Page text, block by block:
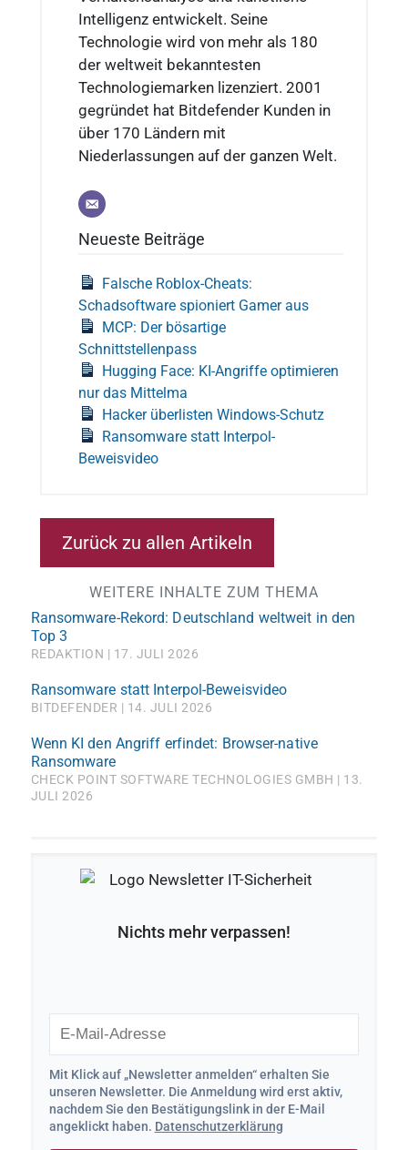
Intelligenz entwickelt. Seine
Technologie wird von mehr als 180
der weltweit bekanntesten
Technologiemarken lizenziert. 2001
gegründet hat Bitdefender Kunden in
über 170 Ländern mit
Niederlassungen auf der ganzen Welt.
Neueste Beiträge
Falsche Roblox-Cheats:
Schadsoftware spioniert Gamer aus
MCP: Der bösartige
Schnittstellenpass
Hugging Face: KI-Angriffe optimieren
nur das Mittelma
Hacker überlisten Windows-Schutz
Ransomware statt Interpol-
Beweisvideo
Zurück zu allen Artikeln
WEITERE INHALTE ZUM THEMA
Ransomware-Rekord: Deutschland weltweit in den
Top 3
REDAKTION 17. JULI 2026
Ransomware statt Interpol-Beweisvideo
BITDEFENDER 14. JULI 2026
Wenn KI den Angriff erfindet: Browser-native
Ransomware
CHECK POINT SOFTWARE TECHNOLOGIES GMBH
13.
JULI 2026
Nichts mehr verpassen!
Mit Klick auf „Newsletter anmelden“ erhalten Sie
unseren Newsletter. Die Anmeldung wird erst aktiv,
nachdem Sie den Bestätigungslink in der E-Mail
angeklickt haben. Datenschutzerklärung